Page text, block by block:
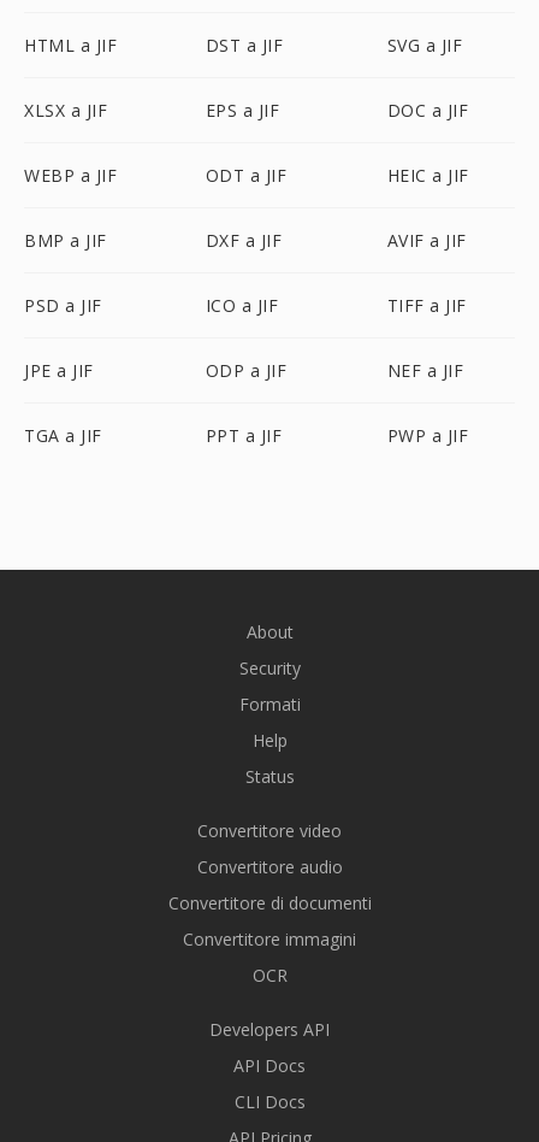
HTML a JIF DST a JIF SVG a JIF
XLSX a JIF EPS a JIF DOC a JIF
WEBP a JIF ODT a JIF HEIC a JIF
BMP a JIF DXF a JIF AVIF a JIF
PSD a JIF ICO a JIF TIFF a JIF
JPE a JIF ODP a JIF NEF a JIF
TGA a JIF PPT a JIF PWP a JIF
About
Security
Formati
Help
Status
Convertitore video
Convertitore audio
Convertitore di documenti
Convertitore immagini
OCR
Developers API
API Docs
CLI Docs